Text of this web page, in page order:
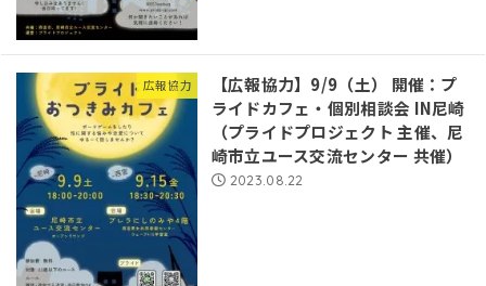
広報協力
【広報協力】9/9（土） 開催：プ
ライドカフェ・個別相談会 IN尼崎
（プライドプロジェクト 主催、尼
崎市立ユース交流センター 共催）
2023.08.22